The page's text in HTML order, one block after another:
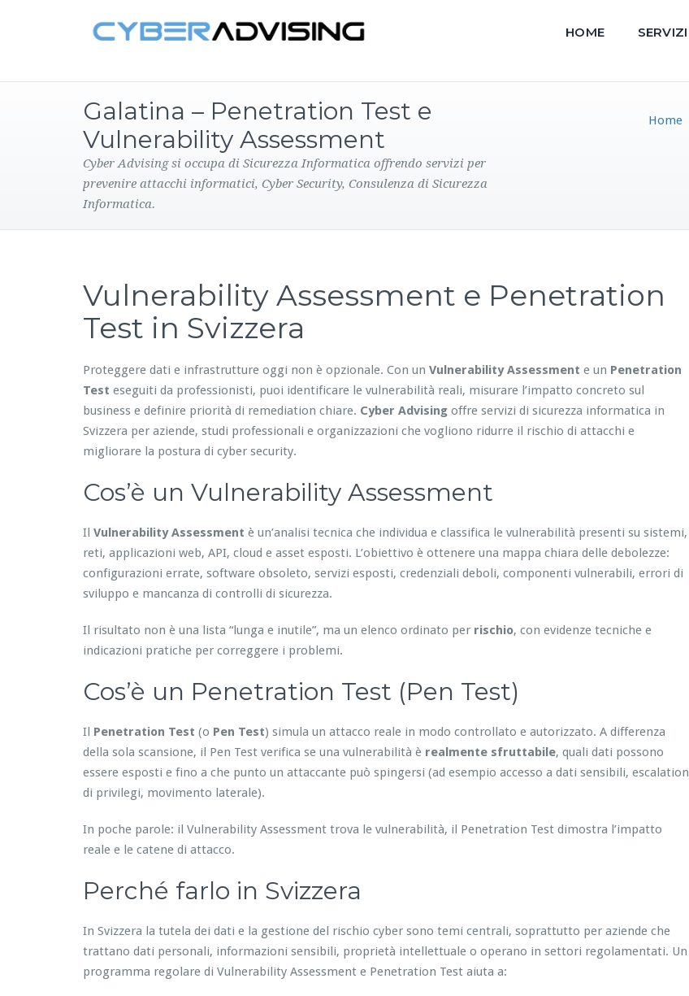
HOME SERVIZI
Galatina – Penetration Test e
Vulnerability Assessment
Cyber Advising si occupa di Sicurezza Informatica offrendo servizi per
prevenire attacchi informatici, Cyber Security, Consulenza di Sicurezza
Informatica.
Home
Vulnerability Assessment e Penetration
Test in Svizzera
Proteggere dati e infrastrutture oggi non è opzionale. Con un Vulnerability Assessment e un Penetration
Test eseguiti da professionisti, puoi identificare le vulnerabilità reali, misurare l’impatto concreto sul
business e definire priorità di remediation chiare. Cyber Advising offre servizi di sicurezza informatica in
Svizzera per aziende, studi professionali e organizzazioni che vogliono ridurre il rischio di attacchi e
migliorare la postura di cyber security.
Cos’è un Vulnerability Assessment
Il Vulnerability Assessment è un’analisi tecnica che individua e classifica le vulnerabilità presenti su sistemi,
reti, applicazioni web, API, cloud e asset esposti. L’obiettivo è ottenere una mappa chiara delle debolezze:
configurazioni errate, software obsoleto, servizi esposti, credenziali deboli, componenti vulnerabili, errori di
sviluppo e mancanza di controlli di sicurezza.
Il risultato non è una lista “lunga e inutile”, ma un elenco ordinato per rischio, con evidenze tecniche e
indicazioni pratiche per correggere i problemi.
Cos’è un Penetration Test (Pen Test)
Il Penetration Test (o Pen Test) simula un attacco reale in modo controllato e autorizzato. A differenza
della sola scansione, il Pen Test verifica se una vulnerabilità è realmente sfruttabile, quali dati possono
essere esposti e fino a che punto un attaccante può spingersi (ad esempio accesso a dati sensibili, escalation
di privilegi, movimento laterale).
In poche parole: il Vulnerability Assessment trova le vulnerabilità, il Penetration Test dimostra l’impatto
reale e le catene di attacco.
Perché farlo in Svizzera
In Svizzera la tutela dei dati e la gestione del rischio cyber sono temi centrali, soprattutto per aziende che
trattano dati personali, informazioni sensibili, proprietà intellettuale o operano in settori regolamentati. Un
programma regolare di Vulnerability Assessment e Penetration Test aiuta a: